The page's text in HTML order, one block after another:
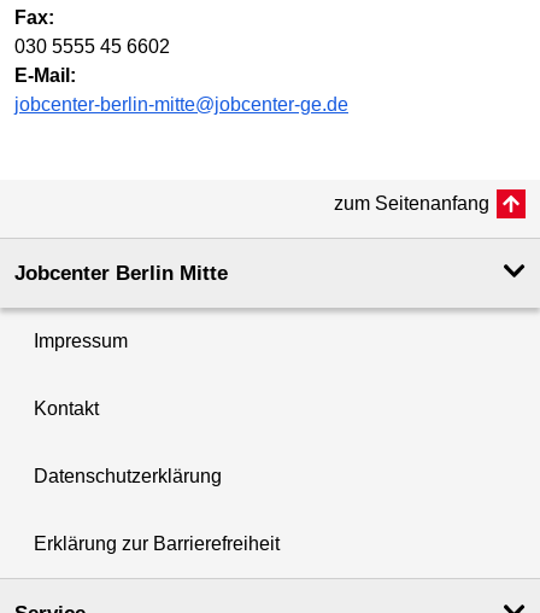
Fax:
030 5555 45 6602
E-Mail:
jobcenter-berlin-mitte@jobcenter-ge.de
zum Seitenanfang
Jobcenter Berlin Mitte
Impressum
Kontakt
Datenschutzerklärung
Erklärung zur Barrierefreiheit